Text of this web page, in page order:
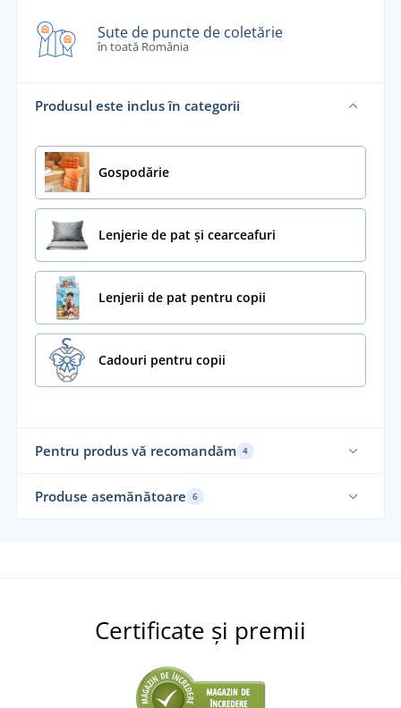
Sute de puncte de coletărie
în toată România
Produsul este inclus în categorii
Gospodărie
Lenjerie de pat și cearceafuri
Lenjerii de pat pentru copii
Cadouri pentru copii
Pentru produs vă recomandăm 4
Alegerea noastră
Produse asemănătoare 6
Certificate și premii